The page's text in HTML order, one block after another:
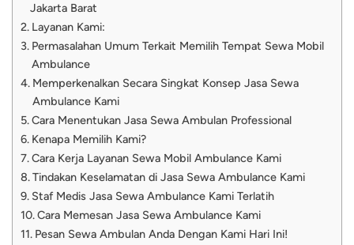
Jakarta Barat
Layanan Kami:
Permasalahan Umum Terkait Memilih Tempat Sewa Mobil
Ambulance
Memperkenalkan Secara Singkat Konsep Jasa Sewa
Ambulance Kami
Cara Menentukan Jasa Sewa Ambulan Professional
Kenapa Memilih Kami?
Cara Kerja Layanan Sewa Mobil Ambulance Kami
Tindakan Keselamatan di Jasa Sewa Ambulance Kami
Staf Medis Jasa Sewa Ambulance Kami Terlatih
Cara Memesan Jasa Sewa Ambulance Kami
Pesan Sewa Ambulan Anda Dengan Kami Hari Ini!